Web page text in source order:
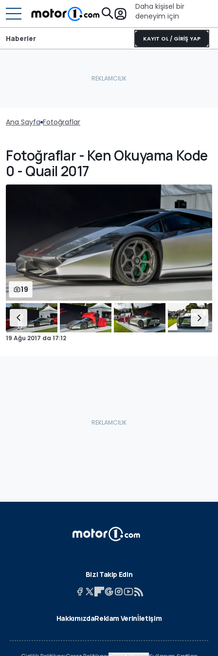
Daha kişisel bir
deneyim için
KAYIT OL / GİRİŞ YAP
Haberler
Ana Sayfa Fotoğraflar
Fotoğraflar - Ken Okuyama Kode
0 - Quail 2017
19
19 Ağu 2017 da 17:12
Bizi Takip Edin
HakkımızdaReklam Verinİletişim